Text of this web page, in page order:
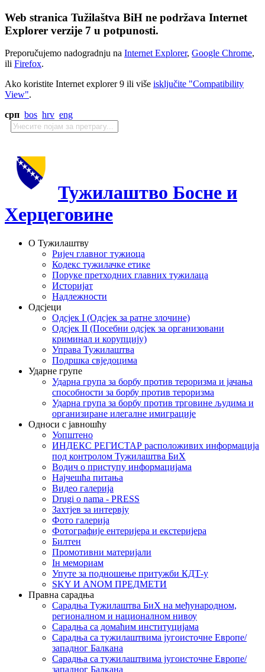
Web stranica Tužilaštva BiH ne podržava Internet
Explorer verzije 7 u potpunosti.
Preporučujemo nadogradnju na Internet Explorer, Google Chrome,
ili Firefox.
Ako koristite Internet explorer 9 ili više isključite "Compatibility
View".
срп bos hrv eng
Тужилаштво Босне и
Херцеговине
О Тужилаштву
Ријеч главног тужиоца
Кодекс тужилачке етике
Поруке претходних главних тужилаца
Историјат
Надлежности
Одсјеци
Одсјек I (Одсјек за ратне злочине)
Одсјек II (Посебни одсјек за организовани
криминал и корупцију)
Управа Тужилаштва
Подршка свједоцима
Ударне групе
Ударна група за борбу против тероризма и јачања
способности за борбу против тероризма
Ударна група за борбу против трговине људима и
организиране илегалне имиграције
Односи с јавношћу
Уопштено
ИНДЕКС РЕГИСТАР расположивих информација
под контролом Тужилаштва БиХ
Водич о приступу информацијама
Најчешћа питања
Видео галерија
Drugi o nama - PRESS
Захтјев за интервју
Фото галерија
Фотографије ентеријера и екстеријера
Билтен
Промотивни материјали
Iн мемориам
Упуте за подношење притужби КДТ-у
SKY И ANOM ПРЕДМЕТИ
Правна сарадња
Сарадња Тужилаштва БиХ на међународном,
регионалном и националном нивоу
Сарадња са домаћим институцијама
Сарадња са тужилаштвима југоисточне Европе/
западног Балкана
Сарадња са тужилаштвима југоисточне Европе/
западног Балкана